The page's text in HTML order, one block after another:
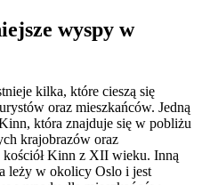
wyspy w
kilka, które cieszą się
oraz mieszkańców. Jedną
która znajduje się w pobliżu
krajobrazów oraz
Kinn z XII wieku. Inną
leży w okolicy Oslo i jest